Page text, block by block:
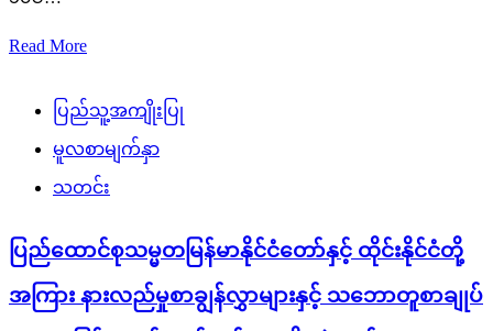
ပြည်ထောင်စုသမ္မတမြန်မာနိုင်ငံတော်နှင့် ထိုင်းနိုင်ငံတို့
အကြား နားလည်မှုစာချွန်လွှာများနှင့် သဘောတူစာချုပ်
August 7, 2026